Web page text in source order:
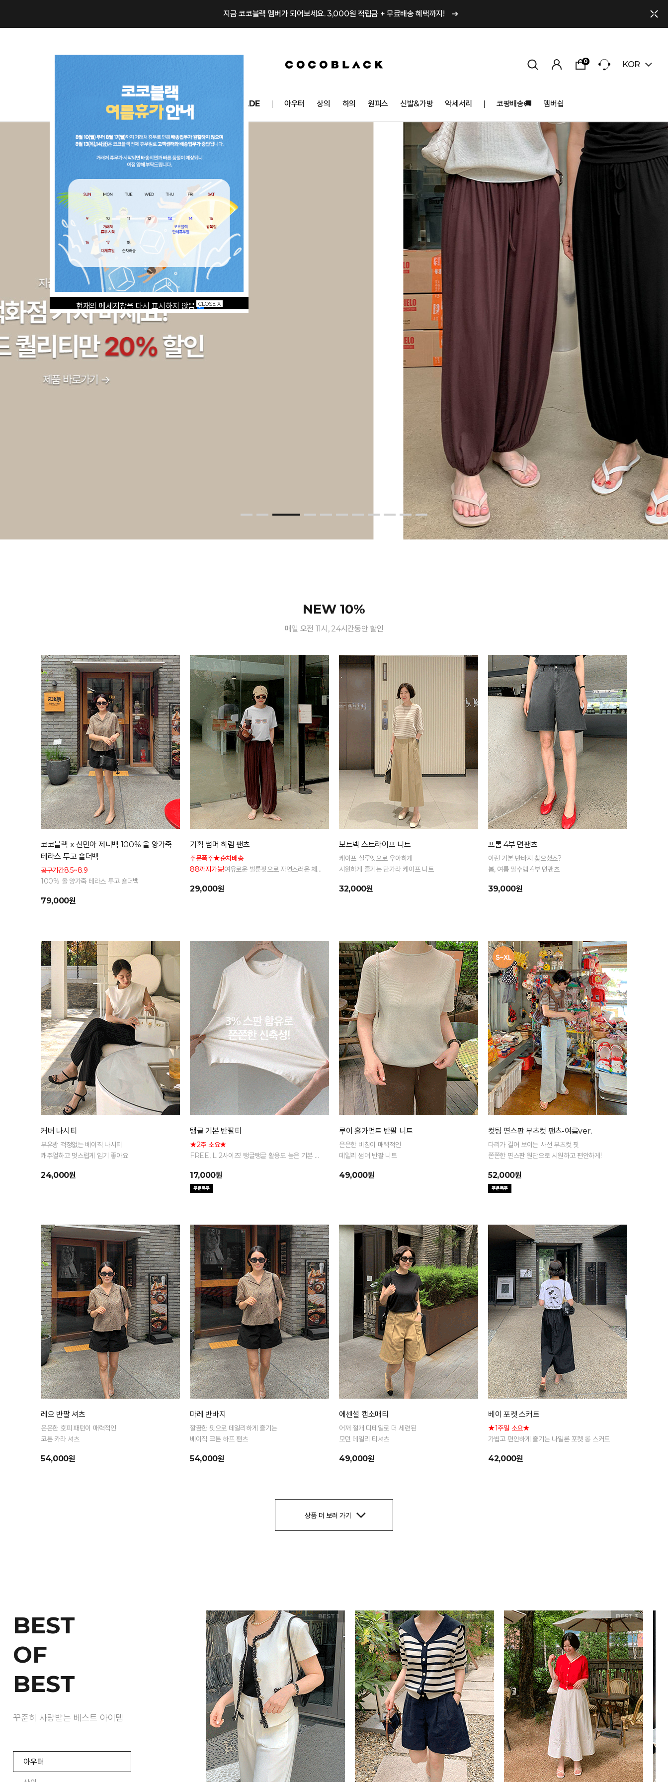
지금 코코블랙 멤버가 되어보세요. 3,000원 적립금 + 무료배송 혜택까지!
0 KOR
NEW10% BEST30 COCOMADE 아우터 상의 하의 원피스 신발&가방 악세서리 코팡배송🚚 멤버쉽
NEW 10%
매일 오전 11시, 24시간동안 할인
코코블랙 x 신민아 제니백 100% 올 양가죽
테라스 투고 숄더백
공구기간8.5~8.9
100% 올 양가죽 테라스 투고 숄더백
79,000원
기획 썸머 하렘 팬츠
주문폭주★순차배송
88까지가능!여유로운 벌룬핏으로 자연스러운 체
29,000원
보트넥 스트라이프 니트
케이프 실루엣으로 우아하게
시원하게 즐기는 단가라 케이프 니트
32,000원
프롬 4부 면팬츠
이런 기본 반바지 찾으셨죠?
봄, 여름 필수템 4부 면팬츠
39,000원
커버 나시티
부유방 걱정없는 베이직 나시티
캐주얼하고 멋스럽게 입기 좋아요
24,000원
탱글 기본 반팔티
★2주 소요★
FREE, L 2사이즈! 탱글탱글 활용도 높은 기본 반
17,000원
루이 홀가먼트 반팔 니트
은은한 비침이 매력적인
데일리 썸머 반팔 니트
49,000원
컷팅 면스판 부츠컷 팬츠-여름ver.
다리가 길어 보이는 사선 부츠컷 핏
쫀쫀한 면스판 원단으로 시원하고 편안하게!
52,000원
레오 반팔 셔츠
은은한 호피 패턴이 매력적인
코튼 카라 셔츠
54,000원
마레 반바지
깔끔한 핏으로 데일리하게 즐기는
베이직 코튼 하프 팬츠
54,000원
에센셜 캡소매티
어깨 절개 디테일로 더 세련된
모던 데일리 티셔츠
49,000원
베이 포켓 스커트
★1주일 소요★
가볍고 편안하게 즐기는 나일론 포켓 롱 스커트
42,000원
상품 더 보러 가기
BEST
OF
BEST
꾸준히 사랑받는 베스트 아이템
아우터
BEST 1 BEST 2 BEST 3
현재의 메세지창을 다시 표시하지 않음CLOSE X